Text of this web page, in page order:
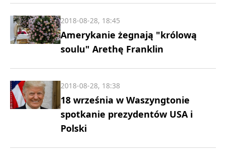
Amerykanie żegnają "królową
soulu" Arethę Franklin
2018-08-28, 18:45
18 września w Waszyngtonie
spotkanie prezydentów USA i
Polski
2018-08-28, 18:38